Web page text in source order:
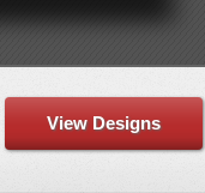
View Designs